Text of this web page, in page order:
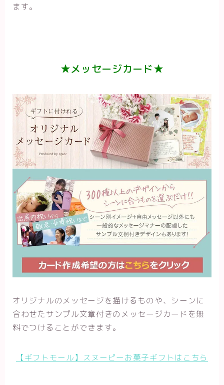
ます。
★メッセージカード★
オリジナルのメッセージを描けるものや、シーンに
合わせたサンプル文章付きのメッセージカードを無
料でつけることができます。
【ギフトモール】スヌーピーお菓子ギフトはこちら